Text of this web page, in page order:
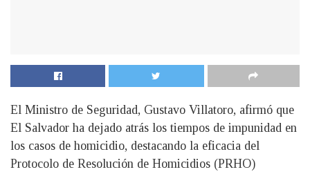
El Ministro de Seguridad, Gustavo Villatoro, afirmó que
El Salvador ha dejado atrás los tiempos de impunidad en
los casos de homicidio, destacando la eficacia del
Protocolo de Resolución de Homicidios (PRHO)